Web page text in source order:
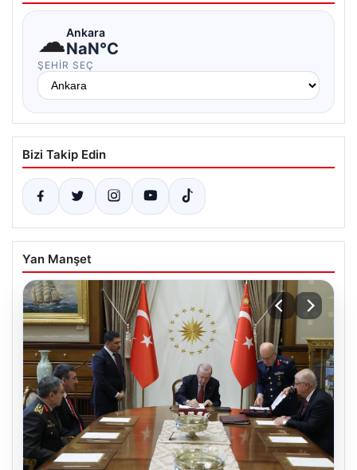
☁Ankara
NaN°C
ŞEHIR SEÇ
Bizi Takip Edin
Yan Manşet